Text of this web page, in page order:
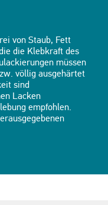
von Staub, Fett
die Klebkraft des
müssen
völlig ausgehärtet
sind
Lacken
empfohlen.